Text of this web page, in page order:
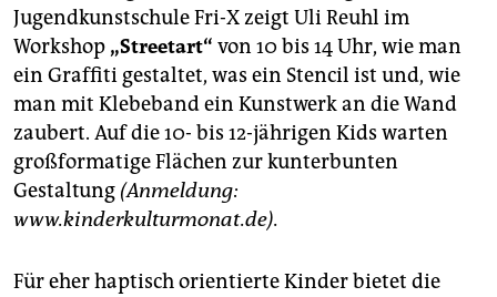
Jugendkunstschule Fri-X zeigt Uli Reuhl im
Workshop „Streetart“ von 10 bis 14 Uhr, wie man
ein Graffiti gestaltet, was ein Stencil ist und, wie
man mit Klebeband ein Kunstwerk an die Wand
zaubert. Auf die 10- bis 12-jährigen Kids warten
großformatige Flächen zur kunterbunten
Gestaltung (Anmeldung:
www.kinderkulturmonat.de).
Für eher haptisch orientierte Kinder bietet die